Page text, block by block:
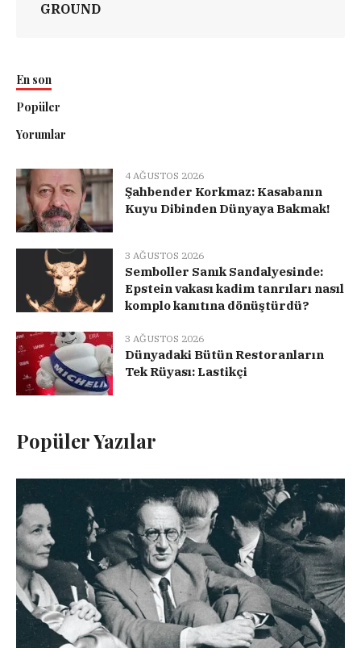
GROUND
En son
Popüler
Yorumlar
4 AĞUSTOS 2026
Şahbender Korkmaz: Kasabanın
Kuyu Dibinden Dünyaya Bakmak!
3 AĞUSTOS 2026
Semboller Sanık Sandalyesinde:
Epstein vakası kadim tanrıları nasıl
komplo kanıtına dönüştürdü?
3 AĞUSTOS 2026
Dünyadaki Bütün Restoranların
Tek Rüyası: Lastikçi
Popüler Yazılar